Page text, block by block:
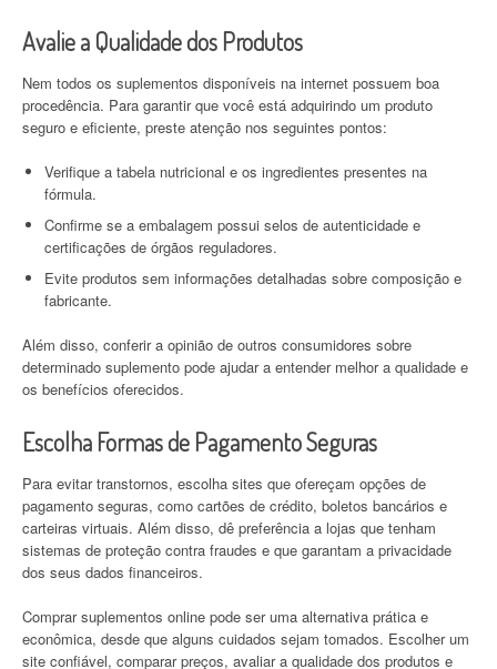
Avalie a Qualidade dos Produtos
Nem todos os suplementos disponíveis na internet possuem boa
procedência. Para garantir que você está adquirindo um produto
seguro e eficiente, preste atenção nos seguintes pontos:
Verifique a tabela nutricional e os ingredientes presentes na
fórmula.
Confirme se a embalagem possui selos de autenticidade e
certificações de órgãos reguladores.
Evite produtos sem informações detalhadas sobre composição e
fabricante.
Além disso, conferir a opinião de outros consumidores sobre
determinado suplemento pode ajudar a entender melhor a qualidade e
os benefícios oferecidos.
Escolha Formas de Pagamento Seguras
Para evitar transtornos, escolha sites que ofereçam opções de
pagamento seguras, como cartões de crédito, boletos bancários e
carteiras virtuais. Além disso, dê preferência a lojas que tenham
sistemas de proteção contra fraudes e que garantam a privacidade
dos seus dados financeiros.
Comprar suplementos online pode ser uma alternativa prática e
econômica, desde que alguns cuidados sejam tomados. Escolher um
site confiável, comparar preços, avaliar a qualidade dos produtos e